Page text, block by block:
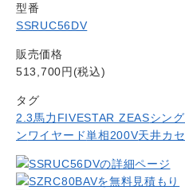
型番
SSRUC56DV
販売価格
513,700円(税込)
タグ
2.3馬力 FIVESTAR ZEASシン
ンワイヤード単相200V天井カ